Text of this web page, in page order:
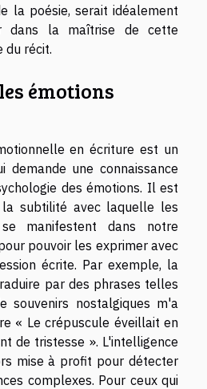
la poésie, serait idéalement
dans la maîtrise de cette
du récit.
émotions
en écriture est un
demande une connaissance
des émotions. Il est
la subtilité avec laquelle les
manifestent dans notre
pouvoir les exprimer avec
écrite. Par exemple, la
par des phrases telles
souvenirs nostalgiques m'a
« Le crépuscule éveillait en
de tristesse ». L'intelligence
mise à profit pour détecter
complexes. Pour ceux qui